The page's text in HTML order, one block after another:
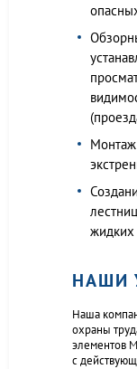
жидких
НАШИ
Наша
охраны
элементов
с